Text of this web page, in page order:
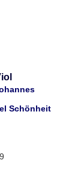
Schönheit